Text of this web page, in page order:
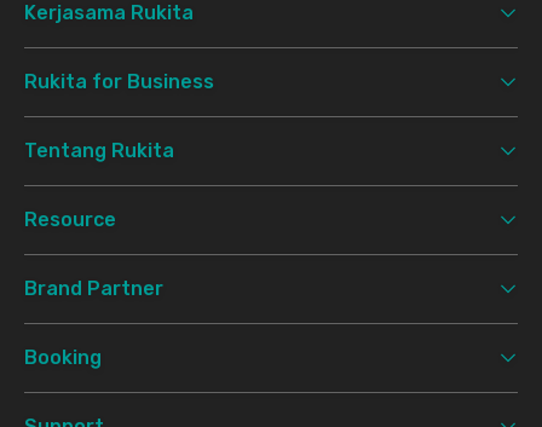
Kerjasama Rukita
Rukita for Business
Tentang Rukita
Resource
Brand Partner
Booking